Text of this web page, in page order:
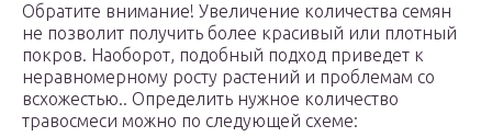
Обратите внимание! Увеличение количества семян
не позволит получить более красивый или плотный
покров. Наоборот, подобный подход приведет к
неравномерному росту растений и проблемам со
всхожестью.. Определить нужное количество
травосмеси можно по следующей схеме: